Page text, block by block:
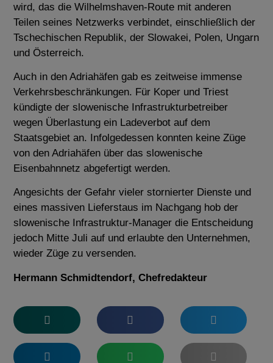
wird, das die Wilhelmshaven-Route mit anderen
Teilen seines Netzwerks verbindet, einschließlich der
Tschechischen Republik, der Slowakei, Polen, Ungarn
und Österreich.
Auch in den Adriahäfen gab es zeitweise immense
Verkehrsbeschränkungen. Für Koper und Triest
kündigte der slowenische Infrastrukturbetreiber
wegen Überlastung ein Ladeverbot auf dem
Staatsgebiet an. Infolgedessen konnten keine Züge
von den Adriahäfen über das slowenische
Eisenbahnnetz abgefertigt werden.
Angesichts der Gefahr vieler stornierter Dienste und
eines massiven Lieferstaus im Nachgang hob der
slowenische Infrastruktur-Manager die Entscheidung
jedoch Mitte Juli auf und erlaubte den Unternehmen,
wieder Züge zu versenden.
Hermann Schmidtendorf, Chefredakteur